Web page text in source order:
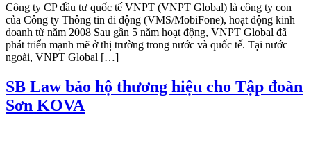
Công ty CP đầu tư quốc tế VNPT (VNPT Global) là công ty con
của Công ty Thông tin di động (VMS/MobiFone), hoạt động kinh
doanh từ năm 2008 Sau gần 5 năm hoạt động, VNPT Global đã
phát triển mạnh mẽ ở thị trường trong nước và quốc tế. Tại nước
ngoài, VNPT Global […]
SB Law bảo hộ thương hiệu cho Tập đoàn
Sơn KOVA